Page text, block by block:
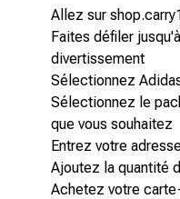
Allez sur
Faites défiler
divertissement
Sélectionnez
Sélectionnez le
que vous souhaitez
Entrez votre
Ajoutez la quantité
Achetez votre